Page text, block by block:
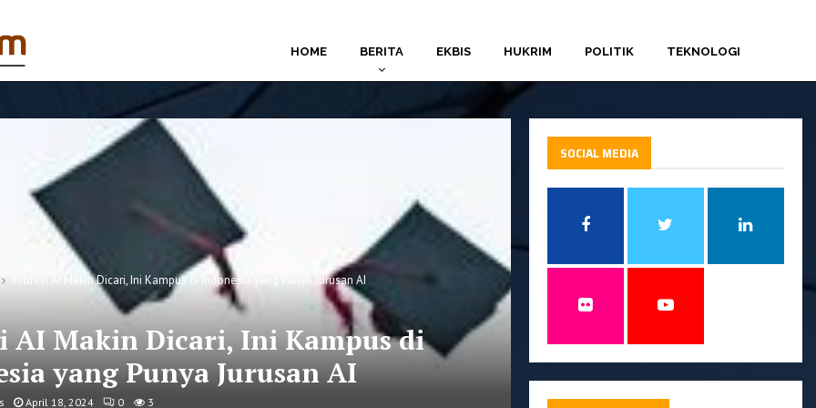
HOME BERITA EKBIS HUKRIM POLITIK TEKNOLOGI
Profesi AI Makin Dicari, Ini Kampus di Indonesia yang Punya Jurusan AI
AI Makin Dicari, Ini Kampus di
yang Punya Jurusan AI
April 18, 2024 0 3
SOCIAL MEDIA